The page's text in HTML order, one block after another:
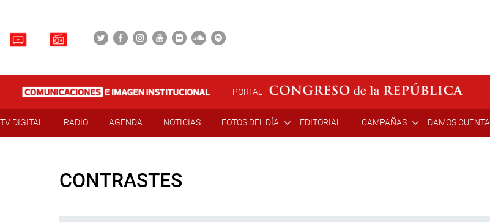
PORTAL
TV DIGITAL RADIO AGENDA NOTICIAS FOTOS DEL DÍA EDITORIAL CAMPAÑAS DAMOS CUENTA
CONTRASTES